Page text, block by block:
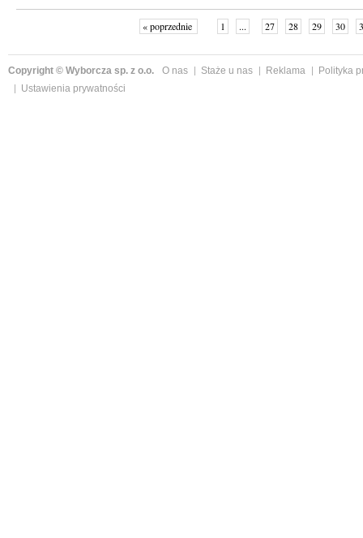
« poprzednie 1 ... 27 28 29 30
Copyright © Wyborcza sp. z o.o. O nas Staże u nas Reklama
Polityka
Ustawienia prywatności